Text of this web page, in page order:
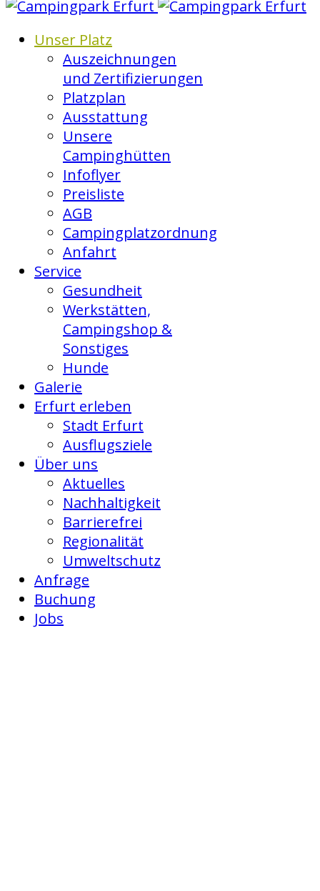
Unser Platz
Auszeichnungen
und Zertifizierungen
Platzplan
Ausstattung
Unsere
Campinghütten
Infoflyer
Preisliste
AGB
Campingplatzordnung
Anfahrt
Service
Gesundheit
Werkstätten,
Campingshop &
Sonstiges
Hunde
Galerie
Erfurt erleben
Stadt Erfurt
Ausflugsziele
Über uns
Aktuelles
Nachhaltigkeit
Barrierefrei
Regionalität
Umweltschutz
Anfrage
Buchung
Jobs